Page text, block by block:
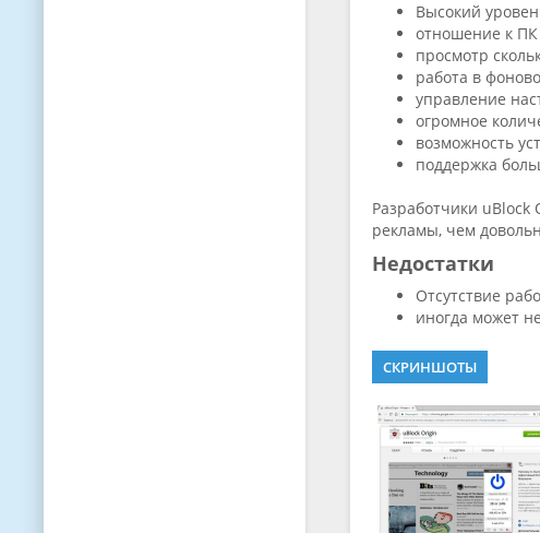
Высокий
отношение к ПК
просмотр
работа в
управление
огромное
возможность
поддержка
Разработчики uBlock
рекламы, чем
Недостатки
Отсутствие
иногда может
СКРИНШОТЫ